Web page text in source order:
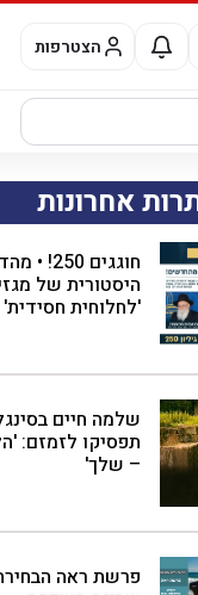
הצטרפות
אחרונות
חוגגים 250!
היסטורית של
'לחלוחית חסידית'
שלמה חיים
תפסיקו לזמזם:
– שלך'
פרשת ראה